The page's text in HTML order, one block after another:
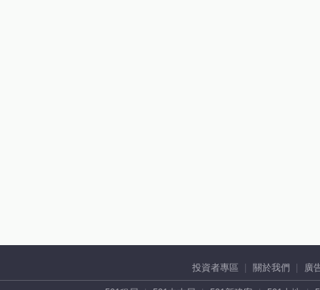
投資者專區 關於我們 廣